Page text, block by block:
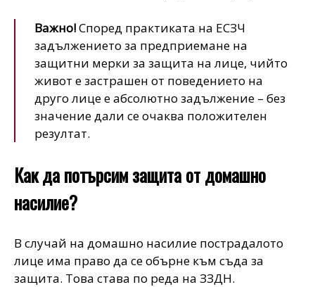
Важно!Според практиката на ЕСЗЧ
задължението за предприемане на
защитни мерки за защита на лице, чийто
живот е застрашен от поведението на
друго лице е абсолютно задължение – без
значение дали се очаква положителен
резултат.
Как да потърсим защита от домашно
насилие?
В случай на домашно насилие пострадалото
лице има право да се обърне към съда за
защита. Това става по реда на ЗЗДН.